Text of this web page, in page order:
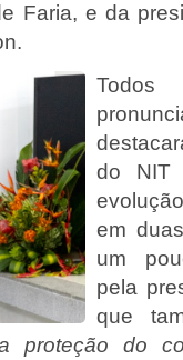
Faria, e da
do NIT
em
um
pela
que
proteção do